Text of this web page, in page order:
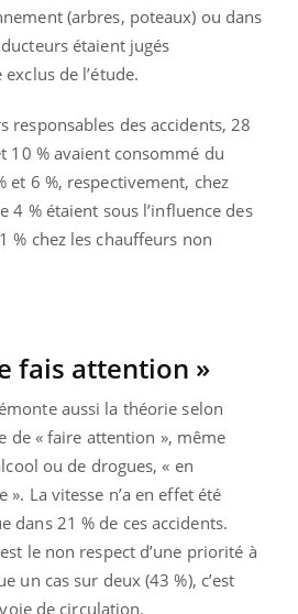
(arbres, poteaux) ou dans
étaient jugés
de l’étude.
responsables des accidents, 28
10 % avaient consommé du
et 6 %, respectivement, chez
4 % étaient sous l’influence des
% chez les chauffeurs non
fais attention »
aussi la théorie selon
de « faire attention », même
ou de drogues, « en
La vitesse n’a en effet été
dans 21 % de ces accidents.
le non respect d’une priorité à
un cas sur deux (43 %), c’est
de circulation.